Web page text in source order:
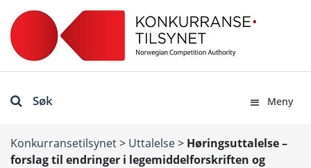
Søk Meny
Konkurransetilsynet> Uttalelse> Høringsuttalelse –
forslag til endringer i legemiddelforskriften og